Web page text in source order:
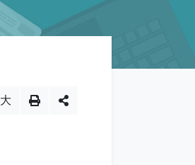
大